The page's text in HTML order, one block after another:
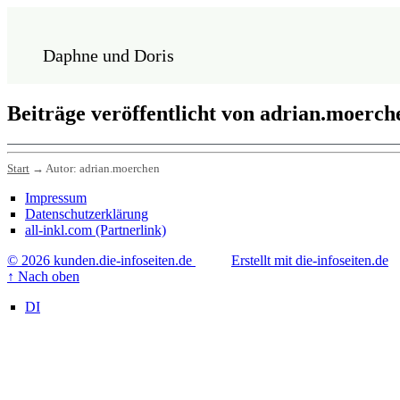
Daphne und Doris
Beiträge veröffentlicht von
Start → Autor: adrian.moerchen
Impressum
Datenschutzerklärung
all-inkl.com (Partnerlink)
© 2026 kunden.die-infoseiten.de
Erstellt mit die-infoseiten.de
↑ Nach oben
DI